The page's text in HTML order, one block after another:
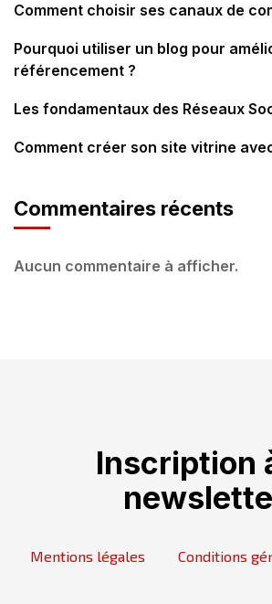
Comment choisir ses canaux de
Pourquoi utiliser un blog pour
référencement ?
Les fondamentaux des Réseaux
Comment créer son site vitrine
Commentaires récents
Aucun commentaire à afficher.
Inscription
Mentions légales Conditions